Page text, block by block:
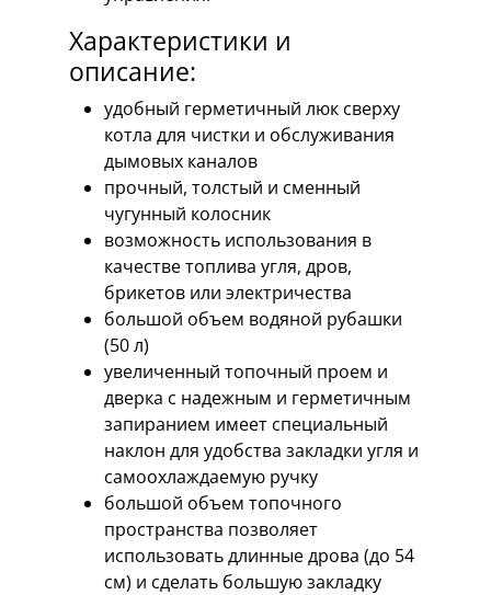
Характеристики и
описание:
удобный герметичный люк сверху
котла для чистки и обслуживания
дымовых каналов
прочный, толстый и сменный
чугунный колосник
возможность использования в
качестве топлива угля, дров,
брикетов или электричества
большой объем водяной рубашки
(50 л)
увеличенный топочный проем и
дверка с надежным и герметичным
запиранием имеет специальный
наклон для удобства закладки угля и
самоохлаждаемую ручку
большой объем топочного
пространства позволяет
использовать длинные дрова (до 54
см) и сделать большую закладку